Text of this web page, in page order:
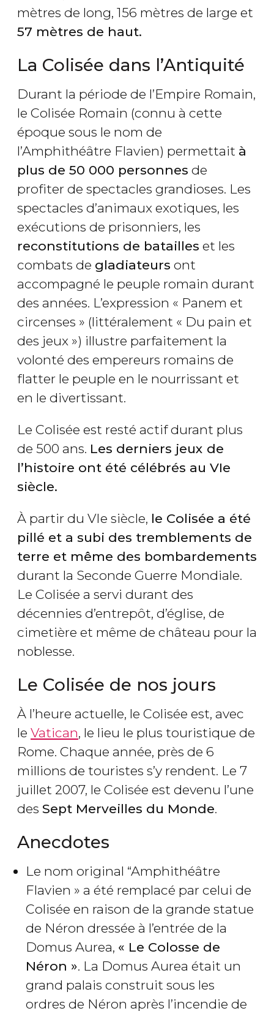
mètres de long, 156 mètres de large et
57 mètres de haut.
La Colisée dans l’Antiquité
Durant la période de l’Empire Romain,
le Colisée Romain (connu à cette
époque sous le nom de
l’Amphithéâtre Flavien) permettait à
plus de 50 000 personnes de
profiter de spectacles grandioses. Les
spectacles d’animaux exotiques, les
exécutions de prisonniers, les
reconstitutions de batailles et les
combats de gladiateurs ont
accompagné le peuple romain durant
des années. L’expression « Panem et
circenses » (littéralement « Du pain et
des jeux ») illustre parfaitement la
volonté des empereurs romains de
flatter le peuple en le nourrissant et
en le divertissant.
Le Colisée est resté actif durant plus
de 500 ans. Les derniers jeux de
l’histoire ont été célébrés au VIe
siècle.
À partir du VIe siècle, le Colisée a été
pillé et a subi des tremblements de
terre et même des bombardements
durant la Seconde Guerre Mondiale.
Le Colisée a servi durant des
décennies d’entrepôt, d’église, de
cimetière et même de château pour la
noblesse.
Le Colisée de nos jours
À l’heure actuelle, le Colisée est, avec
le Vatican, le lieu le plus touristique de
Rome. Chaque année, près de 6
millions de touristes s’y rendent. Le 7
juillet 2007, le Colisée est devenu l’une
des Sept Merveilles du Monde.
Anecdotes
Le nom original “Amphithéâtre
Flavien » a été remplacé par celui de
Colisée en raison de la grande statue
de Néron dressée à l’entrée de la
Domus Aurea, « Le Colosse de
Néron ». La Domus Aurea était un
grand palais construit sous les
ordres de Néron après l’incendie de